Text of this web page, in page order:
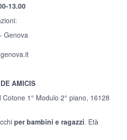
13.00
Genova
AMICIS
1° Modulo 2° piano, 16128
per bambini e ragazzi. Età